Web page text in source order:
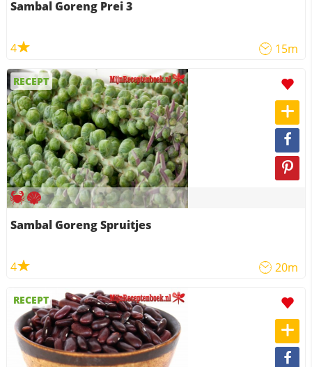
Sambal Goreng Prei 3
4 15m
RECEPT
Sambal Goreng Spruitjes
4 20m
RECEPT